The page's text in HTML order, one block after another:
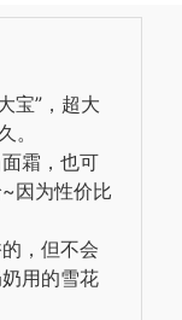
宝”，超大
。
霜，也可
因为性价比
，但不会
用的雪花